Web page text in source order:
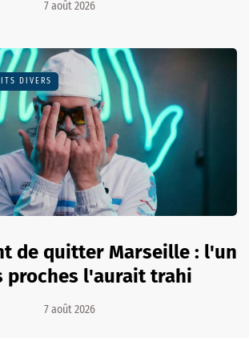
7 août 2026
DIVERS
de quitter Marseille : l'un
proches l'aurait trahi
7 août 2026